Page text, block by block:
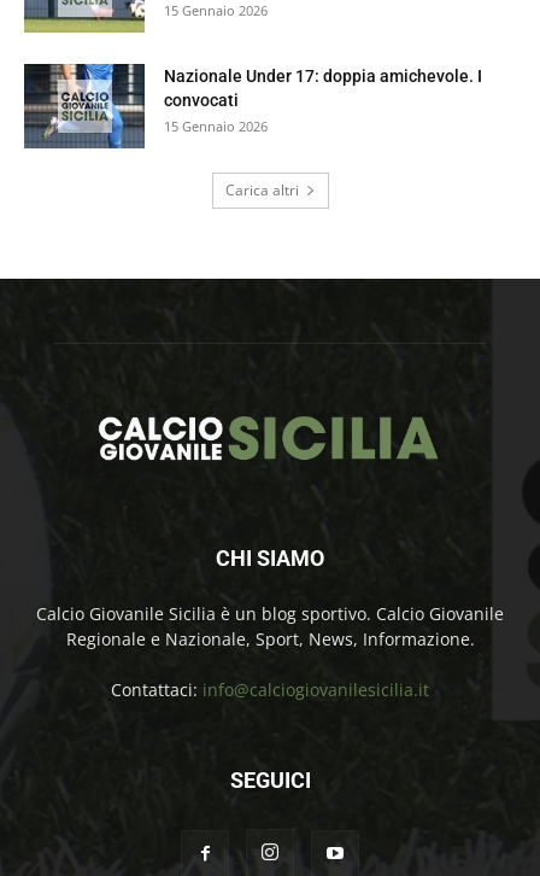
15 Gennaio 2026
Nazionale Under 17: doppia amichevole. I
convocati
15 Gennaio 2026
Carica altri
CHI SIAMO
Calcio Giovanile Sicilia è un blog sportivo. Calcio Giovanile
Regionale e Nazionale, Sport, News, Informazione.
Contattaci: info@calciogiovanilesicilia.it
SEGUICI